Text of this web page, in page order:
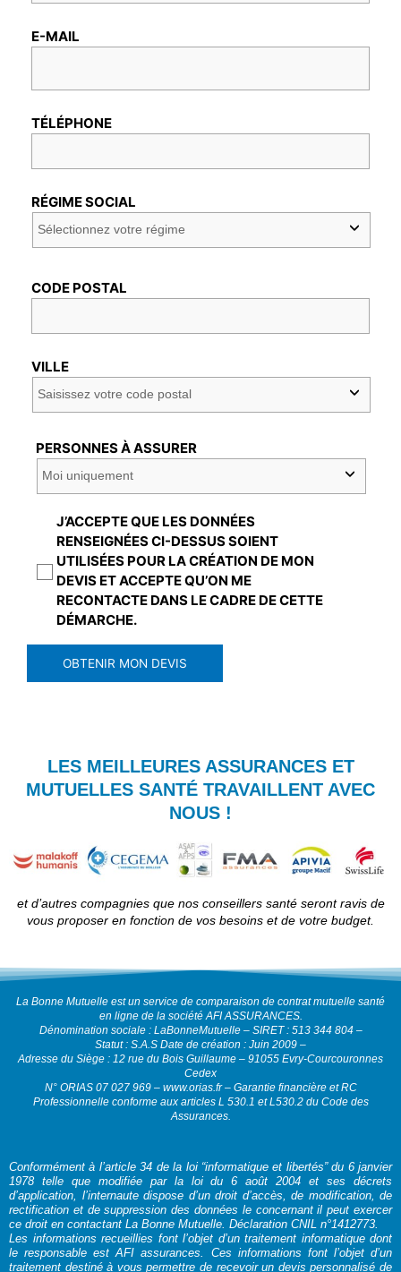
E-MAIL
TÉLÉPHONE
RÉGIME SOCIAL
CODE POSTAL
VILLE
PERSONNES À ASSURER
J’ACCEPTE QUE LES DONNÉES
RENSEIGNÉES CI-DESSUS SOIENT
UTILISÉES POUR LA CRÉATION DE MON
DEVIS ET ACCEPTE QU’ON ME
RECONTACTE DANS LE CADRE DE CETTE
DÉMARCHE.
OBTENIR MON DEVIS
LES MEILLEURES ASSURANCES ET
MUTUELLES SANTÉ TRAVAILLENT AVEC
NOUS !
et d’autres compagnies que nos conseillers santé seront ravis de
vous proposer en fonction de vos besoins et de votre budget.
La Bonne Mutuelle est un service de comparaison de contrat mutuelle santé
en ligne de la société AFI ASSURANCES.
Dénomination sociale : LaBonneMutuelle – SIRET : 513 344 804 –
Statut : S.A.S Date de création : Juin 2009 –
Adresse du Siège : 12 rue du Bois Guillaume – 91055 Evry-Courcouronnes
Cedex
N° ORIAS 07 027 969 – www.orias.fr – Garantie financière et RC
Professionnelle conforme aux articles L 530.1 et L530.2 du Code des
Assurances.
Conformément à l’article 34 de la loi “informatique et libertés” du 6 janvier
1978 telle que modifiée par la loi du 6 août 2004 et ses décrets
d’application, l’internaute dispose d’un droit d’accès, de modification, de
rectification et de suppression des données le concernant il peut exercer
ce droit en contactant La Bonne Mutuelle. Déclaration CNIL n°1412773.
Les informations recueillies font l’objet d’un traitement informatique dont
le responsable est AFI assurances. Ces informations font l’objet d’un
traitement destiné à vous permettre de recevoir un devis personnalisé de